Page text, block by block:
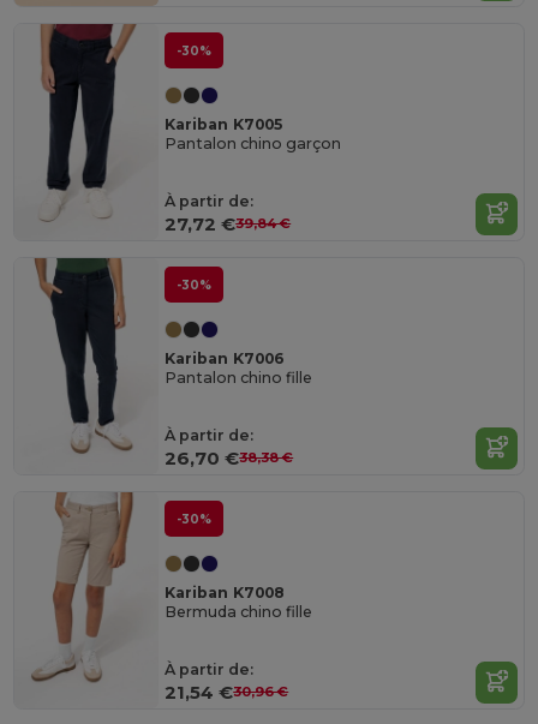
-30%
Kariban K7005
Pantalon chino garçon
À partir de:
27,72 €39,84 €
-30%
Kariban K7006
Pantalon chino fille
À partir de:
26,70 €38,38 €
-30%
Kariban K7008
Bermuda chino fille
À partir de:
21,54 €30,96 €